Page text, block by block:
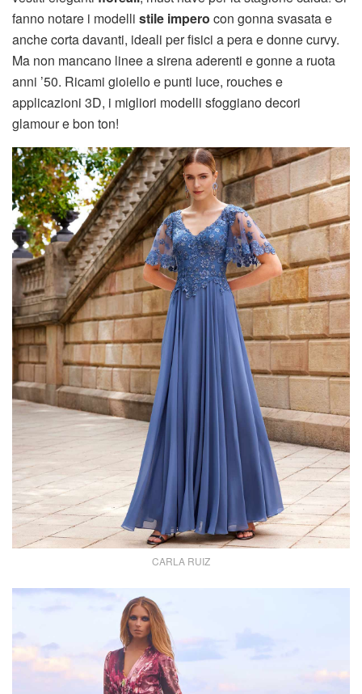
fanno notare i modelli stile impero con gonna svasata e
anche corta davanti, ideali per fisici a pera e donne curvy.
Ma non mancano linee a sirena aderenti e gonne a ruota
anni ’50. Ricami gioiello e punti luce, rouches e
applicazioni 3D, i migliori modelli sfoggiano decori
glamour e bon ton!
CARLA RUIZ